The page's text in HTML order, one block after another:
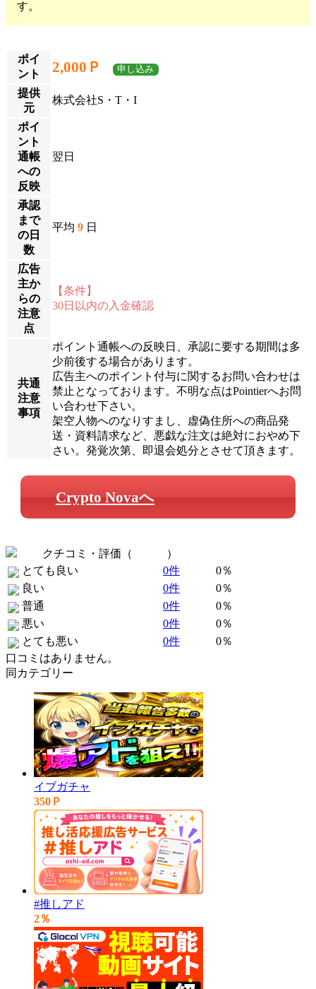
す。
ポイ
ント
2,000Ｐ 申し込み
提供
元
株式会社S・T・I
ポイ
ント
通帳
への
反映
翌日
承認
まで
の日
数
平均 9 日
広告
主か
らの
注意
点
【条件】
30日以内の入金確認
共通
注意
事項
ポイント通帳への反映日、承認に要する期間は多
少前後する場合があります。
広告主へのポイント付与に関するお問い合わせは
禁止となっております。不明な点はPointierへお問
い合わせ下さい。
架空人物へのなりすまし、虚偽住所への商品発
送・資料請求など、悪戯な注文は絶対におやめ下
さい。発覚次第、即退会処分とさせて頂きます。
Crypto Novaへ
クチコミ・評価（
）
とても良い
0件
0％
良い
0件
0％
普通
0件
0％
悪い
0件
0％
とても悪い
0件
0％
口コミはありません。
同カテゴリー
イブガチャ
350Ｐ
#推しアド
2％